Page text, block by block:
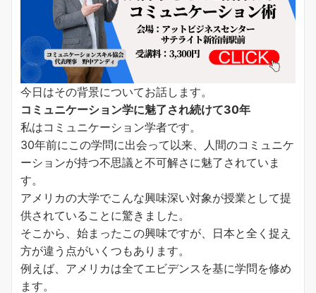
今日はその背景についてお話します。
コミュニケーション学に魅了され続けて30年
私はコミュニケーション学者です。
30年前にこの学問に出会って以来、人間のコミュニケ
ーションが持つ不思議と不可解さに魅了されていま
す。
アメリカの大学でこんな興味深い対象が授業として提
供されていることに驚きました。
そこから、始まったこの興味ですが、日本と全く捉え
方が違う点がいくつもあります。
例えば、アメリカは全てエビデンスを基に学問を修め
ます。